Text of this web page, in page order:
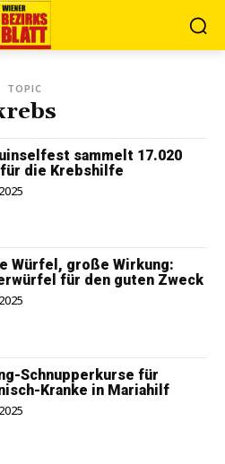
TOPIC
sammelt 17.020
die Krebshilfe
Würfel, große Wirkung:
für den guten Zweck
Schnupperkurse für
Kranke in Mariahilf